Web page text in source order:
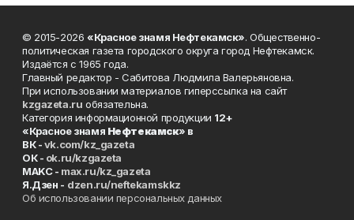
© 2015-2026 «Красное знамя Нефтекамск». Общественно-
политическая газета городского округа город Нефтекамск.
Издаётся с 1965 года.
Главный редактор - Сабитова Людмила Валерьяновна.
При использовании материалов гиперссылка на сайт
kzgazeta.ru обязательна.
Категория информационной продукции 12+
«Красное знамя Нефтекамск» в
ВК -vk.com/kz_gazeta
ОК - ok.ru/kzgazeta
MAKC - max.ru/kz_gazeta
Я.Дзен - dzen.ru/neftekamskkz
Об использовании персональных данных